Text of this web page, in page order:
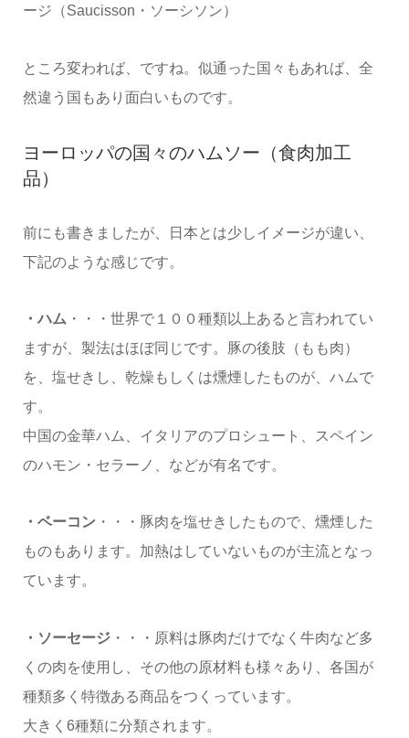
ージ（Saucisson・ソーシソン）
ところ変われば、ですね。似通った国々もあれば、全
然違う国もあり面白いものです。
ヨーロッパの国々のハムソー（食肉加工
品）
前にも書きましたが、日本とは少しイメージが違い、
下記のような感じです。
・ハム ・・・世界で１００種類以上あると言われてい
ますが、製法はほぼ同じです。豚の後肢（もも肉）
を、塩せきし、乾燥もしくは燻煙したものが、ハムで
す。
中国の金華ハム、イタリアのプロシュート、スペイン
のハモン・セラーノ、などが有名です。
・ベーコン・・・豚肉を塩せきしたもので、燻煙した
ものもあります。加熱はしていないものが主流となっ
ています。
・ソーセージ・・・原料は豚肉だけでなく牛肉など多
くの肉を使用し、その他の原材料も様々あり、各国が
種類多く特徴ある商品をつくっています。
大きく6種類に分類されます。